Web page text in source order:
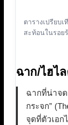
ตารางเปรียบ
สะท้อนในรอยร้
ฉาก/ไฮไ
ฉากที่น่าจ
กระจก”
จุดที่ตัวเอก